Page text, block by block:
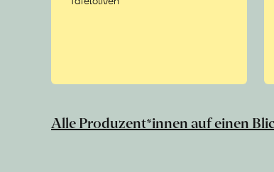
Alle Produzent*innen auf einen